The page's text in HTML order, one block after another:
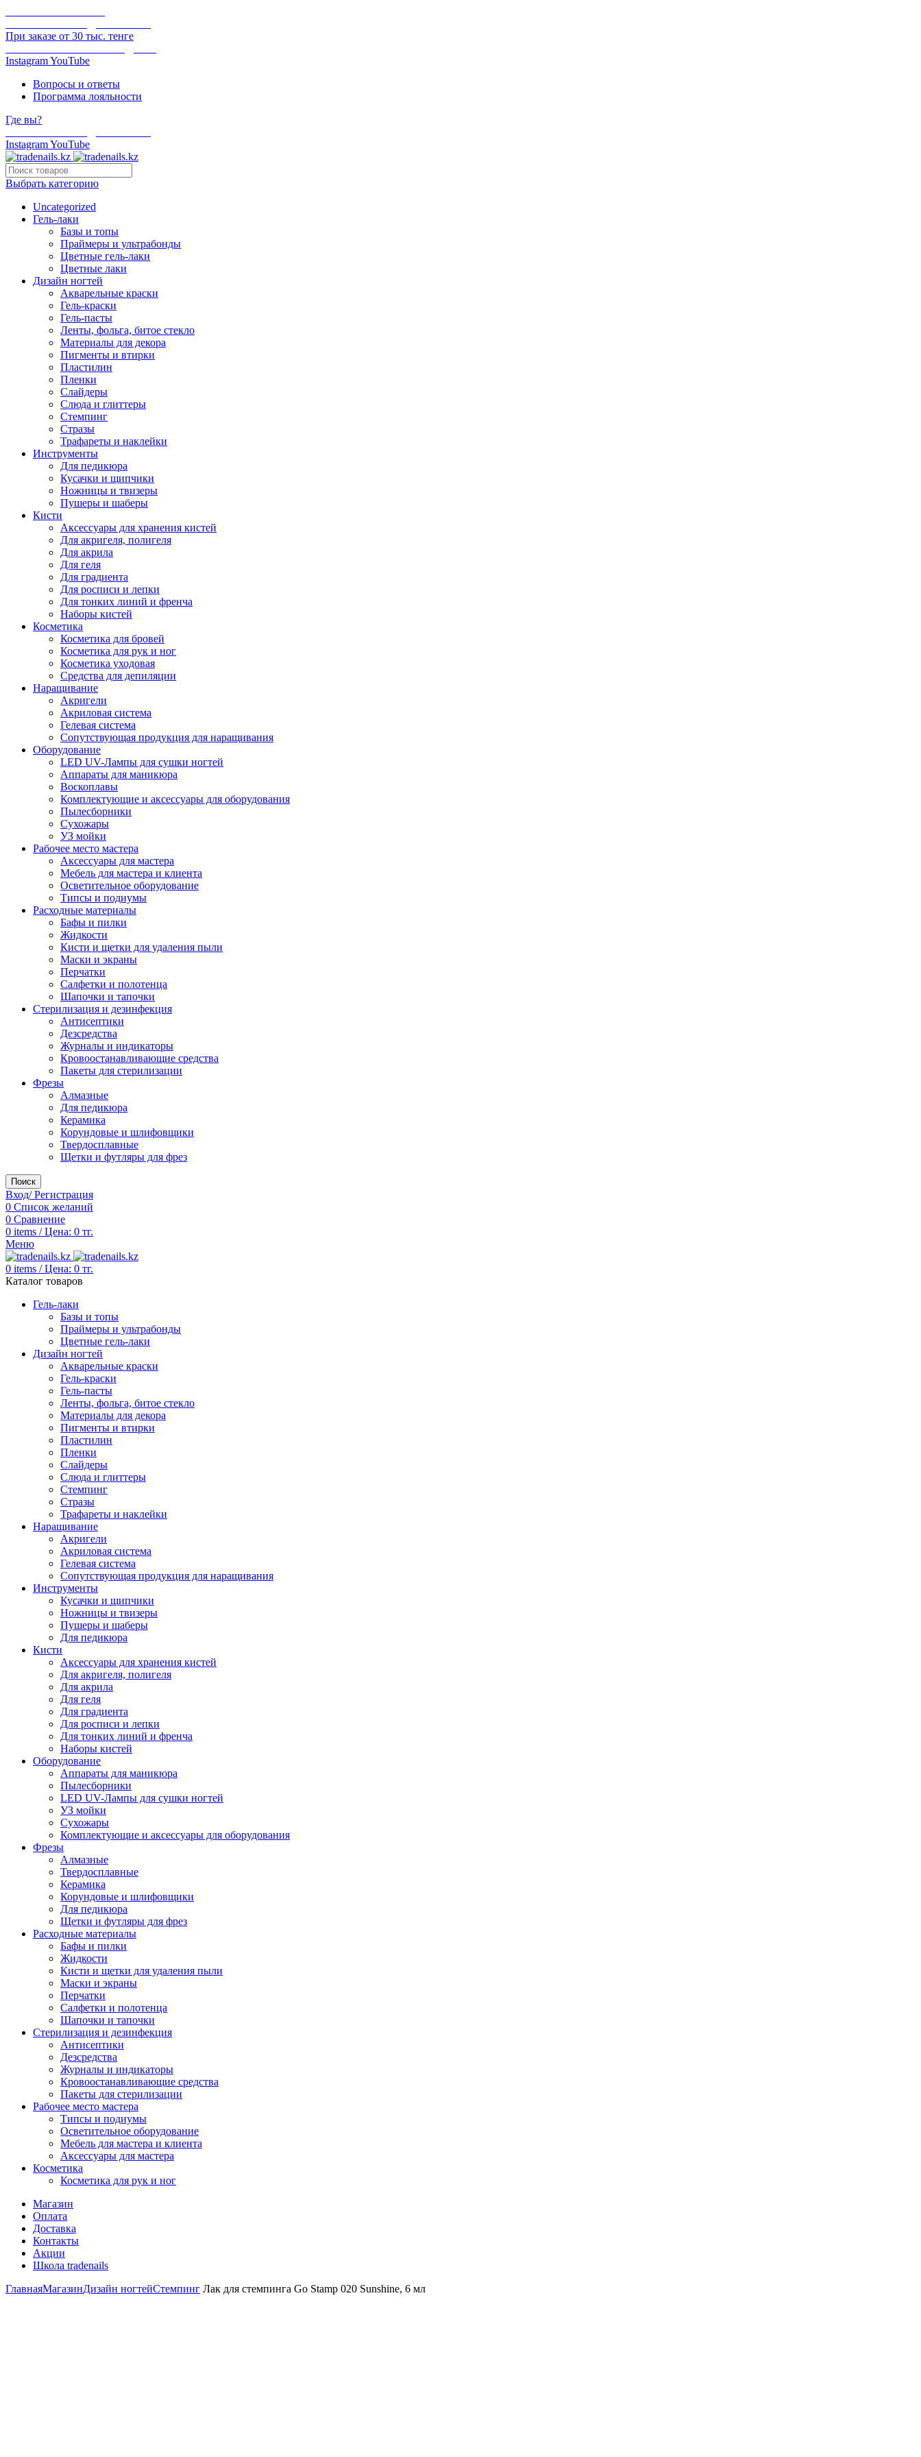
При заказе от 30 тыс. тенге
InstagramYouTube
Вопросы и ответы
Программа лояльности
Где вы?
InstagramYouTube
Выбрать категорию
Uncategorized
Гель-лаки
Базы и топы
Праймеры и ультрабонды
Цветные гель-лаки
Цветные лаки
Дизайн ногтей
Акварельные краски
Гель-краски
Гель-пасты
Ленты, фольга, битое стекло
Материалы для декора
Пигменты и втирки
Пластилин
Пленки
Слайдеры
Слюда и глиттеры
Стемпинг
Стразы
Трафареты и наклейки
Инструменты
Для педикюра
Кусачки и щипчики
Ножницы и твизеры
Пушеры и шаберы
Кисти
Аксессуары для хранения кистей
Для акригеля, полигеля
Для акрила
Для геля
Для градиента
Для росписи и лепки
Для тонких линий и френча
Наборы кистей
Косметика
Косметика для бровей
Косметика для рук и ног
Косметика уходовая
Средства для депиляции
Наращивание
Акригели
Акриловая система
Гелевая система
Сопутствующая продукция для наращивания
Оборудование
LED UV-Лампы для сушки ногтей
Аппараты для маникюра
Воскоплавы
Комплектующие и аксессуары для оборудования
Пылесборники
Сухожары
УЗ мойки
Рабочее место мастера
Аксессуары для мастера
Мебель для мастера и клиента
Осветительное оборудование
Типсы и подиумы
Расходные материалы
Бафы и пилки
Жидкости
Кисти и щетки для удаления пыли
Маски и экраны
Перчатки
Салфетки и полотенца
Шапочки и тапочки
Стерилизация и дезинфекция
Антисептики
Дезсредства
Журналы и индикаторы
Кровоостанавливающие средства
Пакеты для стерилизации
Фрезы
Алмазные
Для педикюра
Керамика
Корундовые и шлифовщики
Твердосплавные
Щетки и футляры для фрез
Поиск
Вход/ Регистрация
0 Список желаний
0 Сравнение
0 items / Цена: 0 тг.
Меню
0 items / Цена: 0 тг.
Каталог товаров
Гель-лаки
Базы и топы
Праймеры и ультрабонды
Цветные гель-лаки
Дизайн ногтей
Акварельные краски
Гель-краски
Гель-пасты
Ленты, фольга, битое стекло
Материалы для декора
Пигменты и втирки
Пластилин
Пленки
Слайдеры
Слюда и глиттеры
Стемпинг
Стразы
Трафареты и наклейки
Наращивание
Акригели
Акриловая система
Гелевая система
Сопутствующая продукция для наращивания
Инструменты
Кусачки и щипчики
Ножницы и твизеры
Пушеры и шаберы
Для педикюра
Кисти
Аксессуары для хранения кистей
Для акригеля, полигеля
Для акрила
Для геля
Для градиента
Для росписи и лепки
Для тонких линий и френча
Наборы кистей
Оборудование
Аппараты для маникюра
Пылесборники
LED UV-Лампы для сушки ногтей
УЗ мойки
Сухожары
Комплектующие и аксессуары для оборудования
Фрезы
Алмазные
Твердосплавные
Керамика
Корундовые и шлифовщики
Для педикюра
Щетки и футляры для фрез
Расходные материалы
Бафы и пилки
Жидкости
Кисти и щетки для удаления пыли
Маски и экраны
Перчатки
Салфетки и полотенца
Шапочки и тапочки
Стерилизация и дезинфекция
Антисептики
Дезсредства
Журналы и индикаторы
Кровоостанавливающие средства
Пакеты для стерилизации
Рабочее место мастера
Типсы и подиумы
Осветительное оборудование
Мебель для мастера и клиента
Аксессуары для мастера
Косметика
Косметика для рук и ног
Магазин
Оплата
Доставка
Контакты
Акции
Школа tradenails
ГлавнаяМагазинДизайн ногтейСтемпинг Лак для стемпинга Go Stamp 020 Sunshine, 6 мл